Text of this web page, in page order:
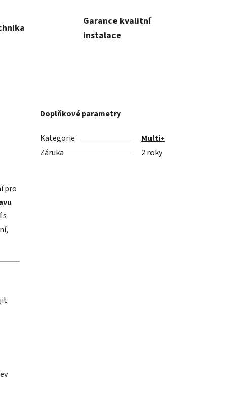
Garance kvalitní
instalace
pro
s
Doplňkové parametry
Kategorie
Multi+
Záruka
2 roky